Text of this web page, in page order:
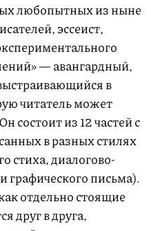
любопытных из ныне
эссеист,
— авангардный,
в
читатель может
состоит из 12 частей с
в разных стилях
стиха, диалогово-
графического письма).
отдельно стоящие
друг в друга,